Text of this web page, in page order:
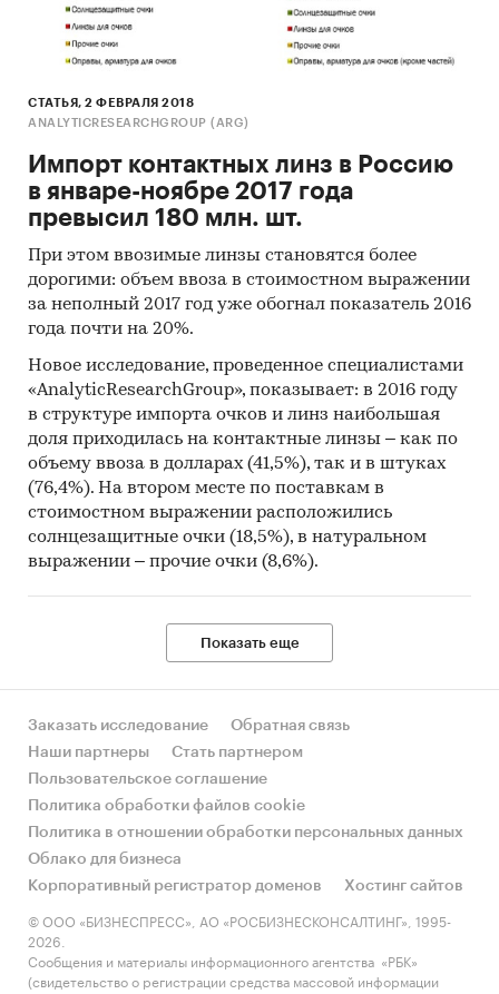
СТАТЬЯ, 2 ФЕВРАЛЯ 2018
ANALYTICRESEARCHGROUP (ARG)
Импорт контактных линз в Россию
в январе-ноябре 2017 года
превысил 180 млн. шт.
При этом ввозимые линзы становятся более
дорогими: объем ввоза в стоимостном выражении
за неполный 2017 год уже обогнал показатель 2016
года почти на 20%.
Новое исследование, проведенное специалистами
«AnalyticResearchGroup», показывает: в 2016 году
в структуре импорта очков и линз наибольшая
доля приходилась на контактные линзы – как по
объему ввоза в долларах (41,5%), так и в штуках
(76,4%). На втором месте по поставкам в
стоимостном выражении расположились
солнцезащитные очки (18,5%), в натуральном
выражении – прочие очки (8,6%).
Показать еще
Заказать исследование
Обратная связь
Наши партнеры
Стать партнером
Пользовательское соглашение
Политика обработки файлов cookie
Политика в отношении обработки персональных данных
Облако для бизнеса
Корпоративный регистратор доменов
Хостинг сайтов
© ООО «БИЗНЕСПРЕСС», АО «РОСБИЗНЕСКОНСАЛТИНГ», 1995-
2026.
Сообщения и материалы информационного агентства «РБК»
(свидетельство о регистрации средства массовой информации